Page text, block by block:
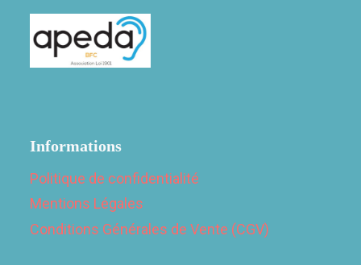
Informations
Politique de confidentialité
Mentions Légales
Conditions Générales de Vente (CGV)